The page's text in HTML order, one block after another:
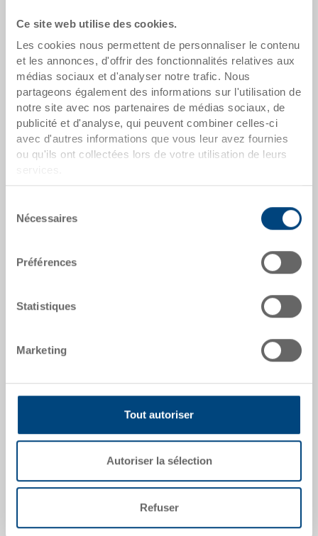
Ce site web utilise des cookies.
Les cookies nous permettent de personnaliser le contenu
et les annonces, d'offrir des fonctionnalités relatives aux
médias sociaux et d'analyser notre trafic. Nous
partageons également des informations sur l'utilisation de
notre site avec nos partenaires de médias sociaux, de
publicité et d'analyse, qui peuvent combiner celles-ci
avec d'autres informations que vous leur avez fournies
ou qu'ils ont collectées lors de votre utilisation de leurs
Nécessaires
Préférences
Statistiques
Marketing
Tout autoriser
Autoriser la sélection
Refuser
Dès 10 pièces CHF 82.85
Dès 50 pièces CHF 81.10
Dès 100 pièces CHF 78.50
Dès 250 pièces CHF 76.75
Quantités échelonnées correspondent aux unités
dates de l'article
33-1208N-630-0000 R.8040
1200 x 800 x 160 mm
|
Palette hygiénique UPAL-H, PE UIC, brun rouge, ext.
1200x800x160 mm, sans renforcement, plateau